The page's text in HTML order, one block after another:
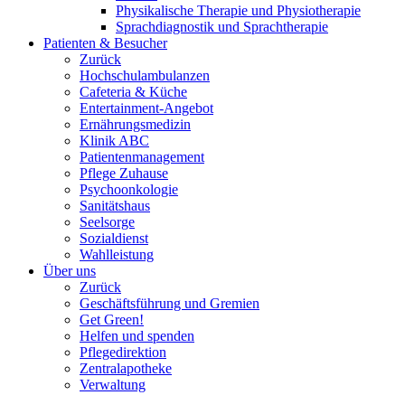
Physikalische Therapie und Physiotherapie
Sprachdiagnostik und Sprachtherapie
Patienten & Besucher
Zurück
Hochschulambulanzen
Cafeteria & Küche
Entertainment-Angebot
Ernährungsmedizin
Klinik ABC
Patientenmanagement
Pflege Zuhause
Psychoonkologie
Sanitätshaus
Seelsorge
Sozialdienst
Wahlleistung
Über uns
Zurück
Geschäftsführung und Gremien
Get Green!
Helfen und spenden
Pflegedirektion
Zentralapotheke
Verwaltung